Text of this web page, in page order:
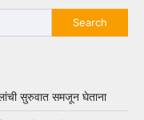
Search
सुरुवात समजून घेताना